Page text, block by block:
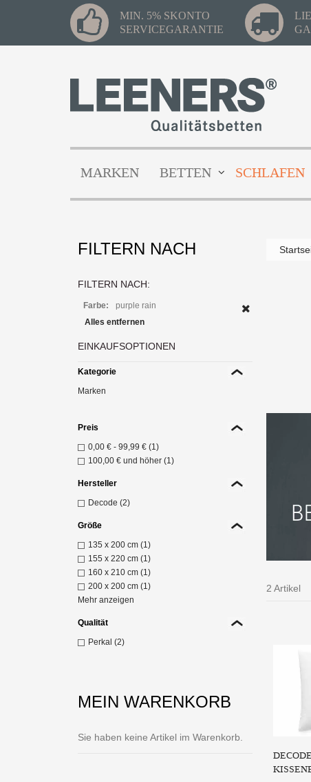
MIN. 5% SKONTO
SERVICEGARANTIE
MARKEN BETTEN SCHLAFEN
2 Artikel
FILTERN NACH
FILTERN NACH:
Farbe:
purple rain
Alles entfernen
EINKAUFSOPTIONEN
Kategorie
Marken
Preis
0,00 € -99,99 € (1)
100,00 € und höher (1)
Hersteller
Decode (2)
Größe
135 x 200 cm (1)
155 x 220 cm (1)
160 x 210 cm (1)
200 x 200 cm (1)
Mehr anzeigen
Qualität
Perkal (2)
MEIN WARENKORB
Sie haben keine Artikel im Warenkorb.